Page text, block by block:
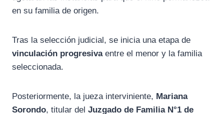
en su familia de origen.
Tras la selección judicial, se inicia una etapa de
vinculación progresivaentre el menor y la familia
seleccionada.
Posteriormente, la jueza interviniente, Mariana
Sorondo, titular del Juzgado de Familia N°1 de